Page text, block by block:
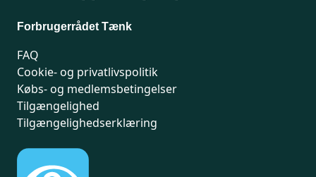
Forbrugerrådet Tænk
FAQ
Cookie- og privatlivspolitik
Købs- og medlemsbetingelser
Tilgængelighed
Tilgængelighedserklæring